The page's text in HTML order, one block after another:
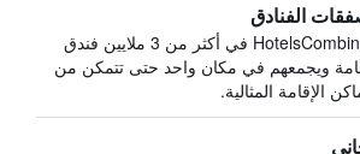
الفنادق
يبحث HotelsCombined في أكثر من 3 ملايين فندق
ويجمعهم في مكان واحد حتى تتمكن من
الإقامة المثالية.